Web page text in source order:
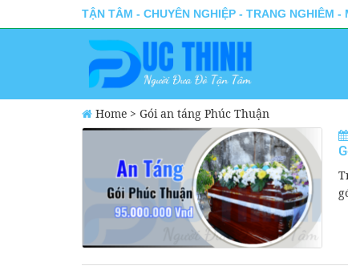
TẬN TÂM - CHUYÊN NGHIỆP - TRANG NGHIÊM -
Home > Gói an táng Phúc Thuận